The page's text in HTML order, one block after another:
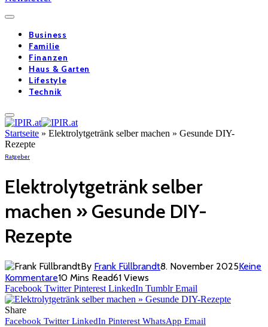
Business
Familie
Finanzen
Haus & Garten
Lifestyle
Technik
Startseite » Elektrolytgetränk selber machen » Gesunde DIY-
Rezepte
Ratgeber
Elektrolytgetränk selber
machen » Gesunde DIY-
Rezepte
By Frank Füllbrandt8. November 2025Keine
Kommentare10 Mins Read61 Views
Facebook Twitter Pinterest LinkedIn Tumblr Email
Share
Facebook Twitter LinkedIn Pinterest WhatsApp Email